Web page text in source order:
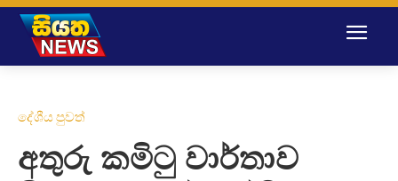
දේශීය පුවත්
අතුරු කමිටු වාර්තාව